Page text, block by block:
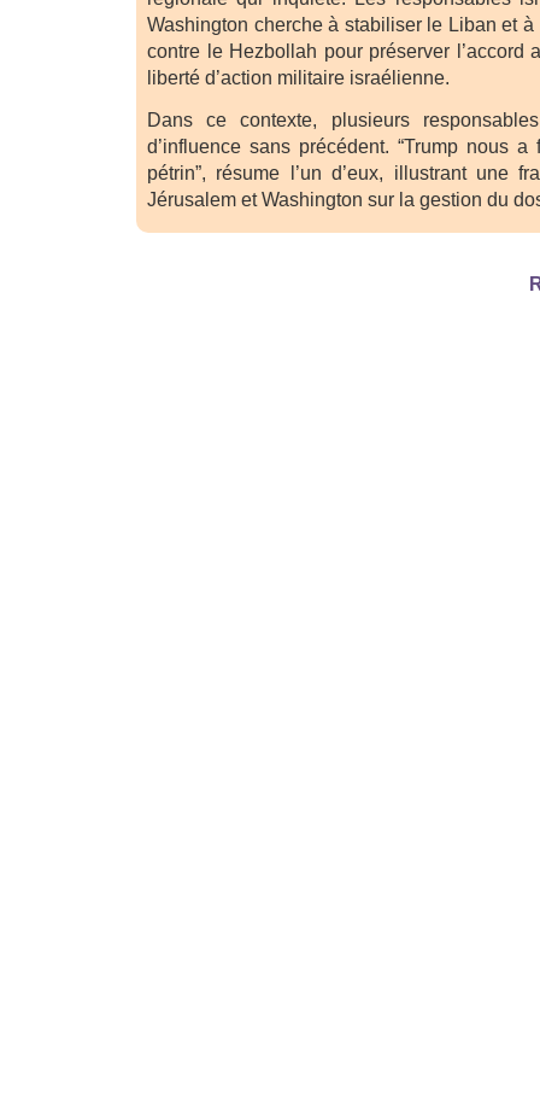
Washington cherche à stabiliser le Liban et
contre le Hezbollah pour préserver l’accord
liberté d’action militaire israélienne.
Dans ce contexte, plusieurs
d’influence sans précédent. “Trump nous
pétrin”, résume l’un d’eux, illustrant une
Jérusalem et Washington sur la gestion du